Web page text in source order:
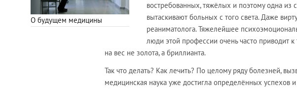
О будущем медицины
востребованных, тяжёлых и поэтому одна
вытаскивают больных с того света. Даже
реаниматолога. Тяжелейшее
люди этой профессии очень часто приводит
на вес не золота, а бриллианта.
Так что делать? Как лечить? По целому ряду болезней,
медицинская наука уже достигла определённых успехов